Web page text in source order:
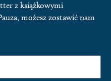
z książkowymi
możesz zostawić nam